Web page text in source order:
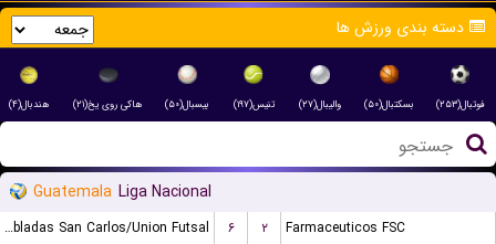
دسته بندی ورزش ها
فوتبال(۲۵۳) بسکتبال(۵۰) والیبال(۲۷) تنیس(۱۹۷) بیسبال(۵۰) هاکی روی یخ(۲۱) هندبال(۴)
Guatemala Liga Nacional
Dobladas San Carlos/Union Futsal ۶ ۲
Farmaceuticos FSC